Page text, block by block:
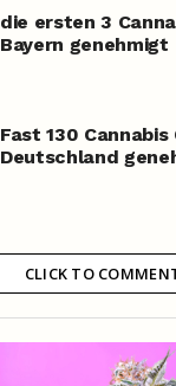
die ersten 3
Bayern genehmigt
Fast 130
Deutschland
CLICK TO